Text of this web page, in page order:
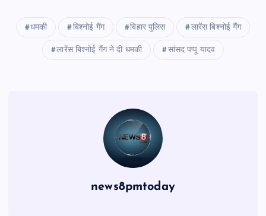
धमकी बिश्नोई गैंग बिहार पुलिस लारेंस बिश्नोई गैंग
लारेंस बिश्नोई गैंग ने दी धमकी सांसद पप्पू यादव
news8pmtoday